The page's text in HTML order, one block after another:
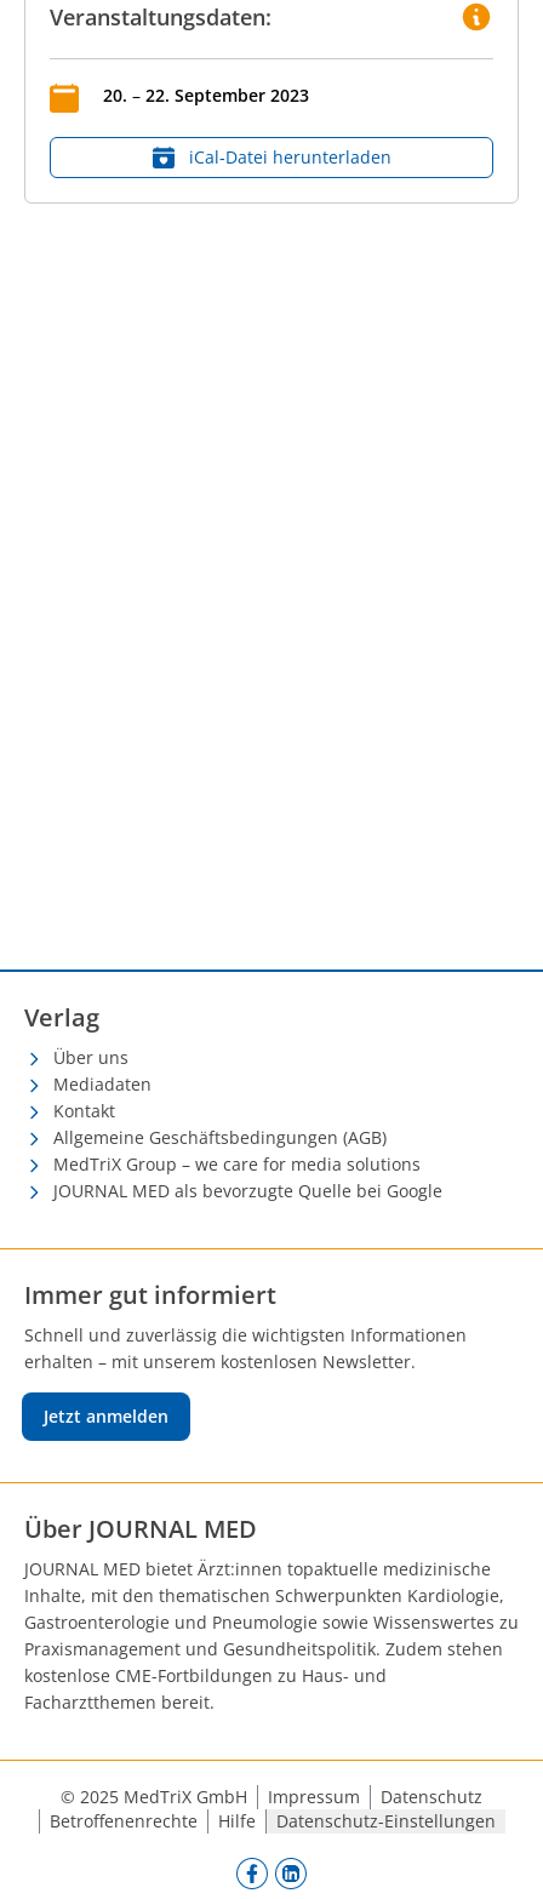
Veranstaltungsdaten:
20. – 22. September 2023
iCal‑Datei herunterladen
Verlag
Über uns
Mediadaten
Kontakt
Allgemeine Geschäftsbedingungen (AGB)
MedTriX Group – we care for media solutions
JOURNAL MED als bevorzugte Quelle bei Google
Immer gut informiert
Schnell und zuverlässig die wichtigsten Informationen
erhalten – mit unserem kostenlosen Newsletter.
Jetzt anmelden
Über JOURNAL MED
JOURNAL MED bietet Ärzt:innen topaktuelle medizinische
Inhalte, mit den thematischen Schwerpunkten Kardiologie,
Gastroenterologie und Pneumologie sowie Wissenswertes zu
Praxismanagement und Gesundheitspolitik. Zudem stehen
kostenlose CME-Fortbildungen zu Haus- und
Facharztthemen bereit.
© 2025 MedTriX GmbH Impressum
Datenschutz
Betroffenenrechte
Hilfe Datenschutz-Einstellungen